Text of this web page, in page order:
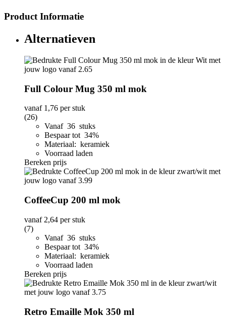
Product Informatie
Alternatieven
Full Colour Mug 350 ml mok
vanaf 1,76 per stuk
(26)
Vanaf 36 stuks
Bespaar tot 34%
Materiaal: keramiek
Voorraad laden
Bereken prijs
CoffeeCup 200 ml mok
vanaf 2,64 per stuk
(7)
Vanaf 36 stuks
Bespaar tot 34%
Materiaal: keramiek
Voorraad laden
Bereken prijs
Retro Emaille Mok 350 ml